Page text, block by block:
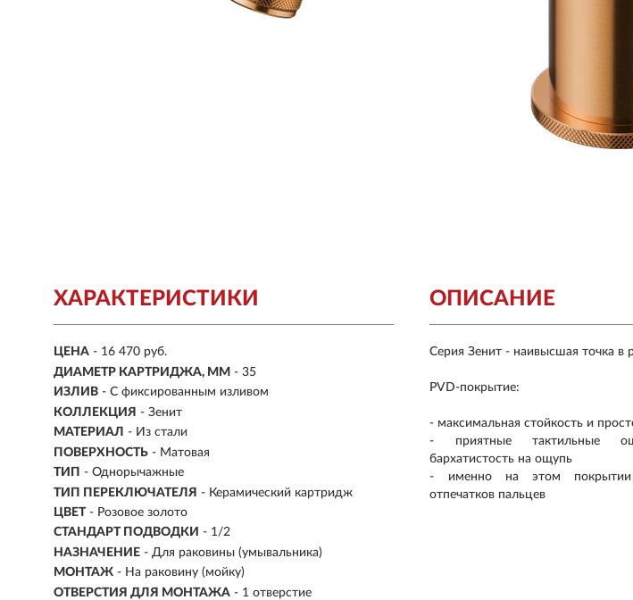
ХАРАКТЕРИСТИКИ
ЦЕНА - 16 470 руб.
ДИАМЕТР КАРТРИДЖА, ММ - 35
ИЗЛИВ - С фиксированным изливом
КОЛЛЕКЦИЯ - Зенит
МАТЕРИАЛ - Из стали
ПОВЕРХНОСТЬ - Матовая
ТИП - Однорычажные
ТИП ПЕРЕКЛЮЧАТЕЛЯ - Керамический картридж
ЦВЕТ - Розовое золото
СТАНДАРТ ПОДВОДКИ - 1/2
НАЗНАЧЕНИЕ - Для раковины (умывальника)
МОНТАЖ - На раковину (мойку)
ОТВЕРСТИЯ ДЛЯ МОНТАЖА - 1 отверстие
ОПИСАНИЕ
Серия Зенит - наивысшая точка в
PVD-покрытие:
- максимальная стойкость и
- приятные тактильные
бархатистость на ощупь
- именно на этом
отпечатков пальцев